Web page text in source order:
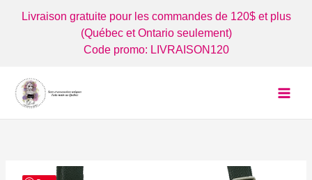
Livraison gratuite pour les commandes de 120$ et plus
(Québec et Ontario seulement)
Code promo: LIVRAISON120